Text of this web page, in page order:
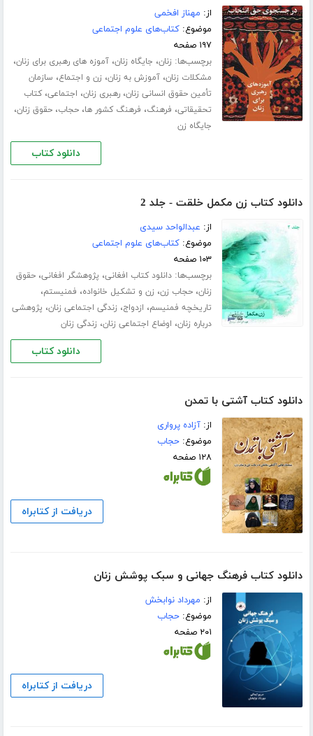
از: مهناز افخمی
موضوع:کتاب‌های علوم اجتماعی
۱۹۷ صفحه
برچسب‌ها: زنان، جایگاه زنان،آموزه های رهبری برای زنان،
مشکلات زنان،آموزش به زنان، زن و اجتماع، سازمان
تأمین حقوق انسانی زنان،رهبری زنان، اجتماعی،کتاب
تحقیقاتی، فرهنگ، فرهنگ کشور ها،حجاب،حقوق زنان،
جایگاه زن
دانلود کتاب
دانلود کتاب زن مکمل خلقت - جلد 2
از: عبدالواحد سیدی
موضوع:کتاب‌های علوم اجتماعی
۱۰۳ صفحه
برچسب‌ها:دانلود کتاب افغانی، پژوهشگر افغانی،حقوق
زنان،حجاب زن، زن و تشکیل خانواده، فمنیستم،
تاریخچه فمنیسم، ازدواج، زندگی اجتماعی زنان، پژوهشی
درباره زنان، اوضاع اجتماعی زنان، زندگی زنان
دانلود کتاب
دانلود کتاب آشتی با تمدن
از:آزاده پرواری
موضوع:حجاب
۱۲۸ صفحه
دریافت از کتابراه
دانلود کتاب فرهنگ جهانی و سبک پوشش زنان
از: مهرداد نوابخش
موضوع:حجاب
۲۰۱ صفحه
دریافت از کتابراه